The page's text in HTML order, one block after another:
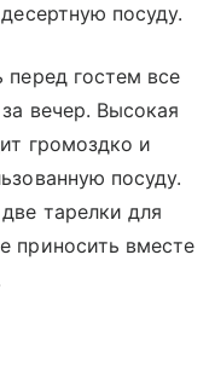
посуду.
перед гостем все
вечер. Высокая
громоздко и
посуду.
тарелки для
приносить вместе